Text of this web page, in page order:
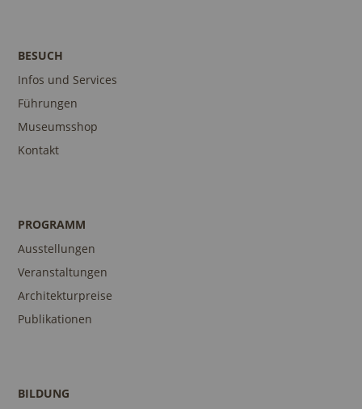
BESUCH
Infos und Services
Führungen
Museumsshop
Kontakt
PROGRAMM
Ausstellungen
Veranstaltungen
Architekturpreise
Publikationen
BILDUNG